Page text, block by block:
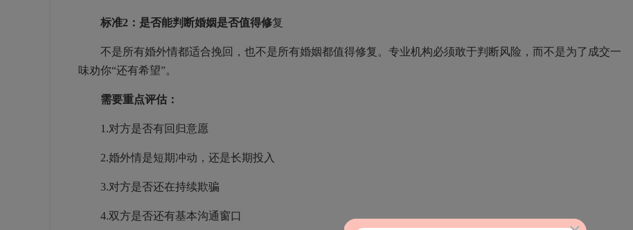
标准2：是否能判断婚姻是否值得修复
不是所有婚外情都适合挽回，也不是所有婚姻都值得修复。专业机构必须敢于判断风险，而不是为了成交一
味劝你“还有希望”。
需要重点评估：
1.对方是否有回归意愿
2.婚外情是短期冲动，还是长期投入
3.对方是否还在持续欺骗
4.双方是否还有基本沟通窗口